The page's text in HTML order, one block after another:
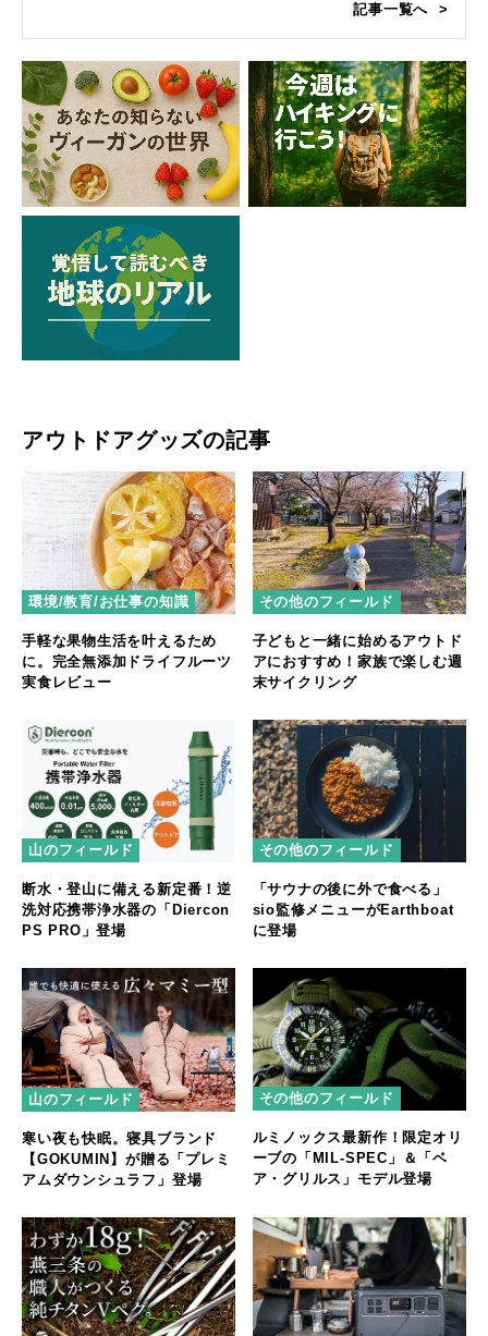
記事一覧へ
アウトドアグッズの記事
環境/教育/お仕事の知識
手軽な果物生活を叶えるため
に。完全無添加ドライフルーツ
実食レビュー
その他のフィールド
子どもと一緒に始めるアウトド
アにおすすめ！家族で楽しむ週
末サイクリング
山のフィールド
断水・登山に備える新定番！逆
洗対応携帯浄水器の「Diercon
PS PRO」登場
その他のフィールド
「サウナの後に外で食べる」
sio監修メニューがEarthboat
に登場
山のフィールド
寒い夜も快眠。寝具ブランド
【GOKUMIN】が贈る「プレミ
アムダウンシュラフ」登場
その他のフィールド
ルミノックス最新作！限定オリ
ーブの「MIL-SPEC」＆「ベ
ア・グリルス」モデル登場